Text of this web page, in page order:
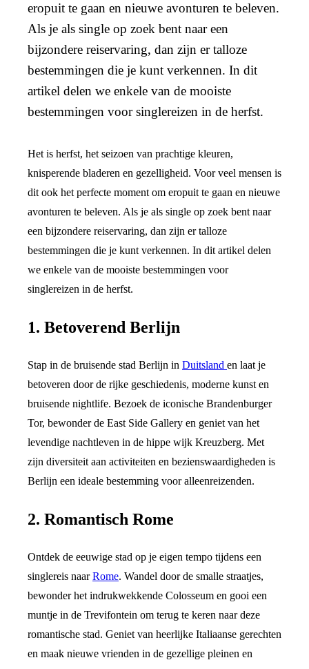
eropuit te gaan en nieuwe avonturen te beleven.
Als je als single op zoek bent naar een
bijzondere reiservaring, dan zijn er talloze
bestemmingen die je kunt verkennen. In dit
artikel delen we enkele van de mooiste
bestemmingen voor singlereizen in de herfst.
Het is herfst, het seizoen van prachtige kleuren,
knisperende bladeren en gezelligheid. Voor veel mensen is
dit ook het perfecte moment om eropuit te gaan en nieuwe
avonturen te beleven. Als je als single op zoek bent naar
een bijzondere reiservaring, dan zijn er talloze
bestemmingen die je kunt verkennen. In dit artikel delen
we enkele van de mooiste bestemmingen voor
singlereizen in de herfst.
1. Betoverend Berlijn
Stap in de bruisende stad Berlijn in Duitsland en laat je
betoveren door de rijke geschiedenis, moderne kunst en
bruisende nightlife. Bezoek de iconische Brandenburger
Tor, bewonder de East Side Gallery en geniet van het
levendige nachtleven in de hippe wijk Kreuzberg. Met
zijn diversiteit aan activiteiten en bezienswaardigheden is
Berlijn een ideale bestemming voor alleenreizenden.
2. Romantisch Rome
Ontdek de eeuwige stad op je eigen tempo tijdens een
singlereis naarRome. Wandel door de smalle straatjes,
bewonder het indrukwekkende Colosseum en gooi een
muntje in de Trevifontein om terug te keren naar deze
romantische stad. Geniet van heerlijke Italiaanse gerechten
en maak nieuwe vrienden in de gezellige pleinen en